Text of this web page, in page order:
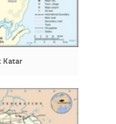
Katar